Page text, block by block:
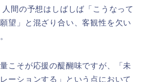
間の予想はしばしば「こうなって
望」と混ざり合い、客観性を欠い
こそが応援の醍醐味ですが、「未
ーションする」という点において